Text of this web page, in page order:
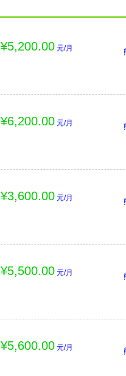
¥5,200.00 元/月
¥6,200.00 元/月
¥3,600.00 元/月
¥5,500.00 元/月
¥5,600.00 元/月